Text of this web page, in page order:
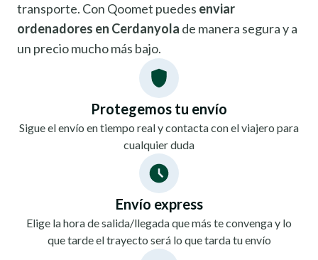
transporte. Con Qoomet puedes enviar
ordenadores en Cerdanyola de manera segura y a
un precio mucho más bajo.
Protegemos tu envío
Sigue el envío en tiempo real y contacta con el viajero para
cualquier duda
Envío express
Elige la hora de salida/llegada que más te convenga y lo
que tarde el trayecto será lo que tarda tu envío